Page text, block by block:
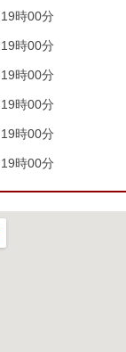
時00分
時00分
時00分
時00分
時00分
時00分